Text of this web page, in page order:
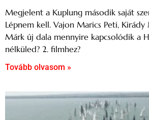
Megjelent a Kuplung második saját
Lépnem kell. Vajon Marics Peti, Kirády
Márk új dala mennyire kapcsolódik a
nélküled? 2. filmhez?
Tovább olvasom »